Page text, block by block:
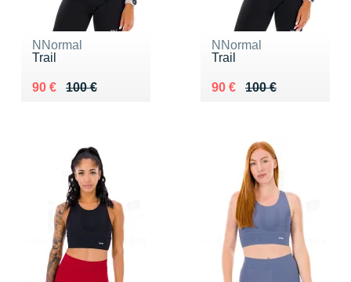
NNormal
Trail
100 €
Au lieu de 100 €
90 €
Vendu 90 €
NNormal
Trail
100 €
Au lieu de 100 €
90 €
Vendu 90 €